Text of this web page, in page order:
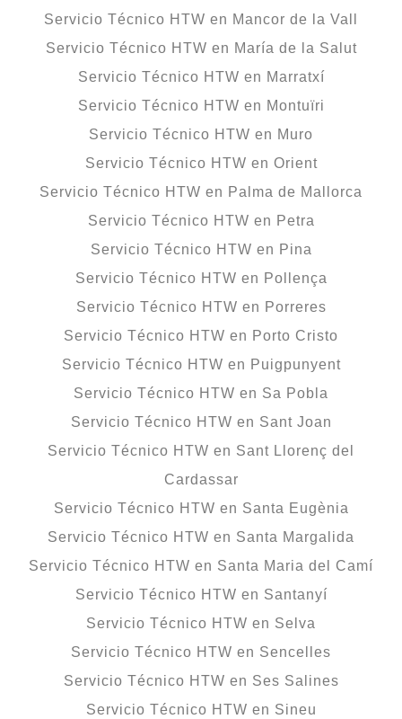
Servicio Técnico HTW en Mancor de la Vall
Servicio Técnico HTW en María de la Salut
Servicio Técnico HTW en Marratxí
Servicio Técnico HTW en Montuïri
Servicio Técnico HTW en Muro
Servicio Técnico HTW en Orient
Servicio Técnico HTW en Palma de Mallorca
Servicio Técnico HTW en Petra
Servicio Técnico HTW en Pina
Servicio Técnico HTW en Pollença
Servicio Técnico HTW en Porreres
Servicio Técnico HTW en Porto Cristo
Servicio Técnico HTW en Puigpunyent
Servicio Técnico HTW en Sa Pobla
Servicio Técnico HTW en Sant Joan
Servicio Técnico HTW en Sant Llorenç del
Cardassar
Servicio Técnico HTW en Santa Eugènia
Servicio Técnico HTW en Santa Margalida
Servicio Técnico HTW en Santa Maria del Camí
Servicio Técnico HTW en Santanyí
Servicio Técnico HTW en Selva
Servicio Técnico HTW en Sencelles
Servicio Técnico HTW en Ses Salines
Servicio Técnico HTW en Sineu